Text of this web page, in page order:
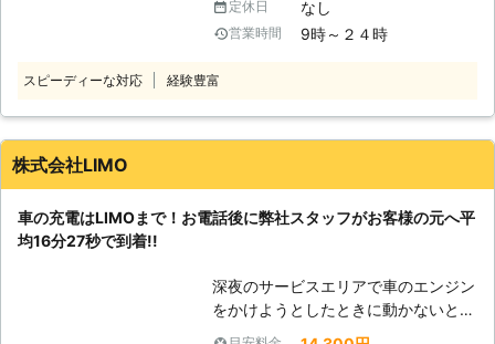
ときは、車の充電が切れているかもし
れません。 充電切れの原因は、カー
です。例えば、東京ディズニーランド
ように、バッテリーの充電を復活させ
たら、弊社「株式会社S&S」にご依頼
ください！ 【最短30分駆けつけ可
定休日 なし
営業時間 9時～２４時
スピーディーな対応 経験豊富
株式会社LIMO
車の充電はLIMOまで！お電話後に弊社スタッフがお客様の元へ平
均16分27秒で到着!!
深夜のサービスエリアで車のエンジン
をかけようとしたときに動かないと、
困ってしまいますよね。エンジンがか